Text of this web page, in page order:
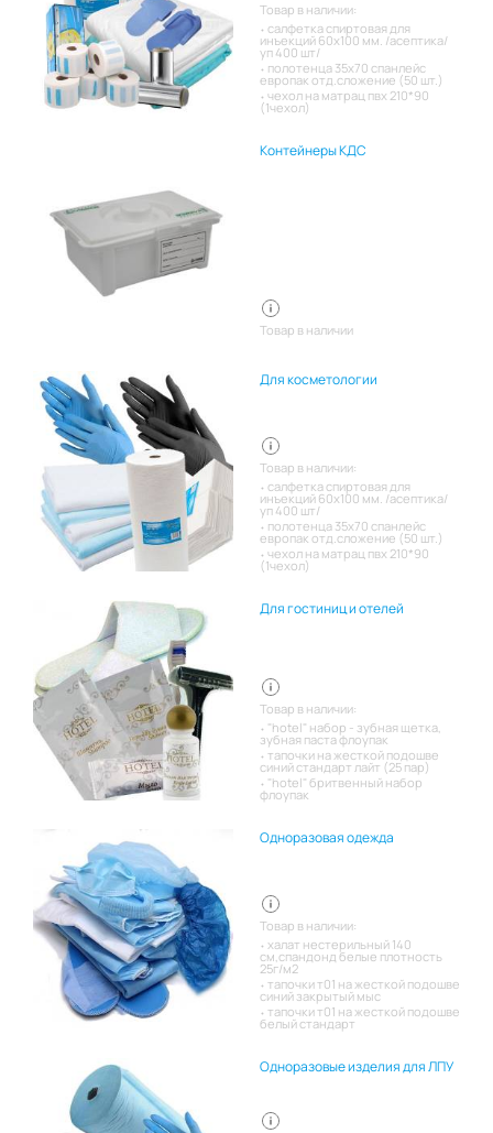
Товар в наличии:
салфетка спиртовая для
инъекций 60х100 мм. /асептика/
уп 400 шт/
полотенца 35х70 спанлейс
европак отд.сложение (50 шт.)
чехол на матрац пвх 210*90
(1чехол)
Контейнеры КДС
Товар в наличии
Для косметологии
Товар в наличии:
салфетка спиртовая для
инъекций 60х100 мм. /асептика/
уп 400 шт/
полотенца 35х70 спанлейс
европак отд.сложение (50 шт.)
чехол на матрац пвх 210*90
(1чехол)
Для гостиниц и отелей
Товар в наличии:
"hotel" набор - зубная щетка,
зубная паста флоупак
тапочки на жесткой подошве
синий стандарт лайт (25 пар)
"hotel" бритвенный набор
флоупак
Одноразовая одежда
Товар в наличии:
халат нестерильный 140
см,спандонд белые плотность
25г/м2
тапочки т01 на жесткой подошве
синий закрытый мыс
тапочки т01 на жесткой подошве
белый стандарт
Одноразовые изделия для ЛПУ